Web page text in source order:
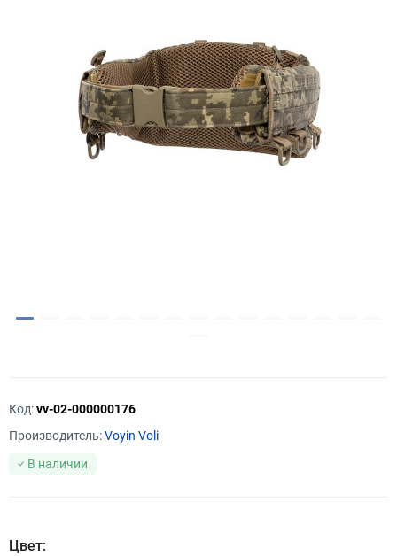
Код:vv-02-000000176
Производитель:Voyin Voli
В наличии
Цвет: